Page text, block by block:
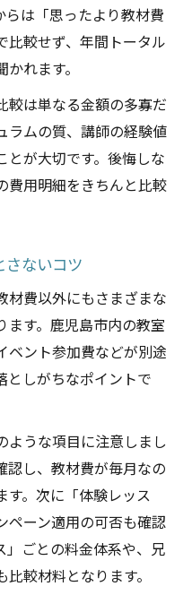
は「思ったより教材費
比較せず、年間トータル
れます。
較は単なる金額の多寡だ
ラムの質、講師の経験値
とが大切です。後悔しな
費用明細をきちんと比較
ないコツ
材費以外にもさまざまな
す。鹿児島市内の教室
ベント参加費などが別途
としがちなポイントで
ような項目に注意しまし
認し、教材費が毎月なの
す。次に「体験レッス
ペーン適用の可否も確認
」ごとの料金体系や、兄
較材料となります。